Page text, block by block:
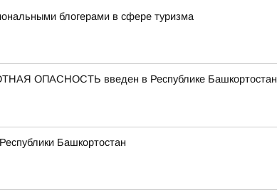
блогерами в сфере туризма
ОПАСНОСТЬ введен в Республике Башкортостан
Башкортостан